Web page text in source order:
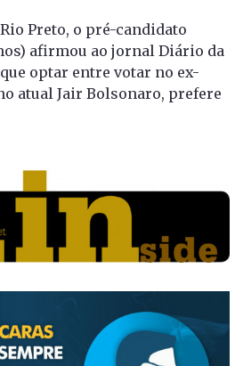
Preto, o pré-candidato
afirmou ao jornal Diário da
optar entre votar no ex-
atual Jair Bolsonaro, prefere